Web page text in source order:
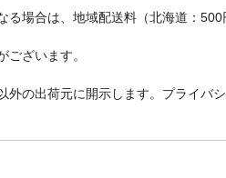
場合は、地域配送料（北海道：
ざいます。
の出荷元に開示します。プライバ